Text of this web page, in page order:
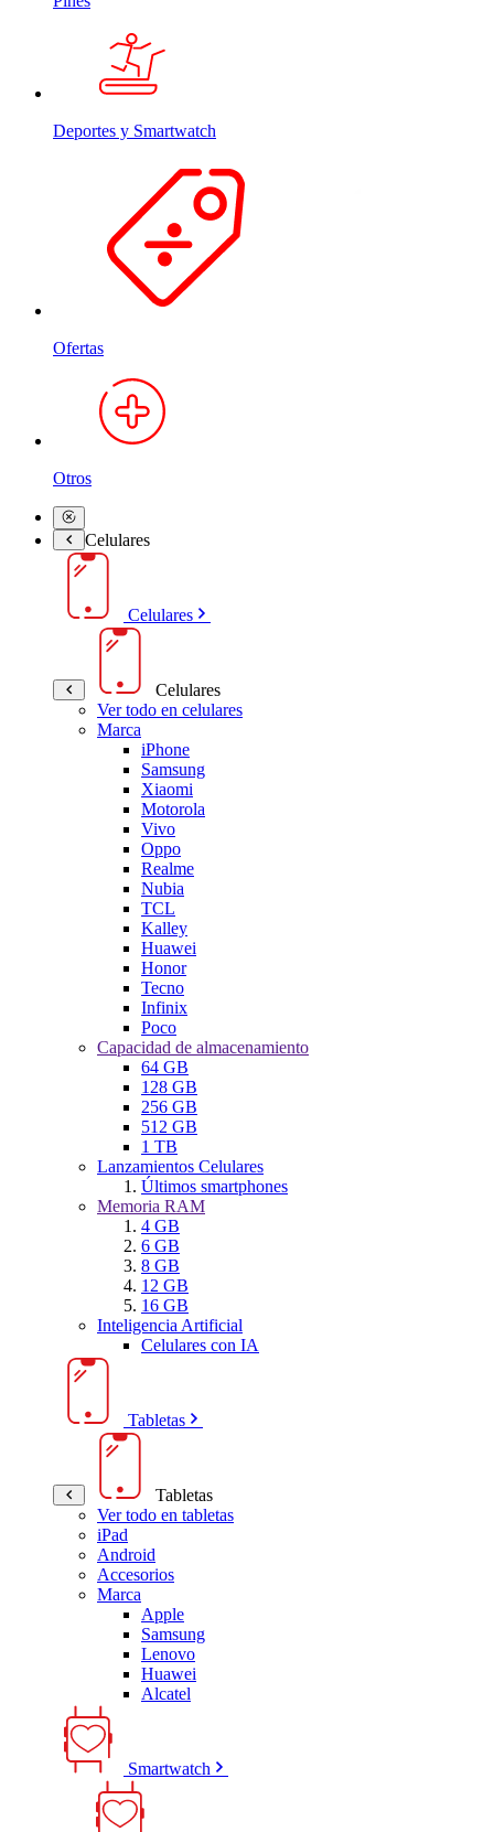
Deportes y Smartwatch
Ofertas
Otros
Celulares
Celulares
Celulares
Ver todo en celulares
Marca
iPhone
Samsung
Xiaomi
Motorola
Vivo
Oppo
Realme
Nubia
TCL
Kalley
Huawei
Honor
Tecno
Infinix
Poco
Capacidad de almacenamiento
64 GB
128 GB
256 GB
512 GB
1 TB
Lanzamientos Celulares
Últimos smartphones
Memoria RAM
4 GB
6 GB
8 GB
12 GB
16 GB
Inteligencia Artificial
Celulares con IA
Tabletas
Tabletas
Ver todo en tabletas
iPad
Android
Accesorios
Marca
Apple
Samsung
Lenovo
Huawei
Alcatel
Smartwatch